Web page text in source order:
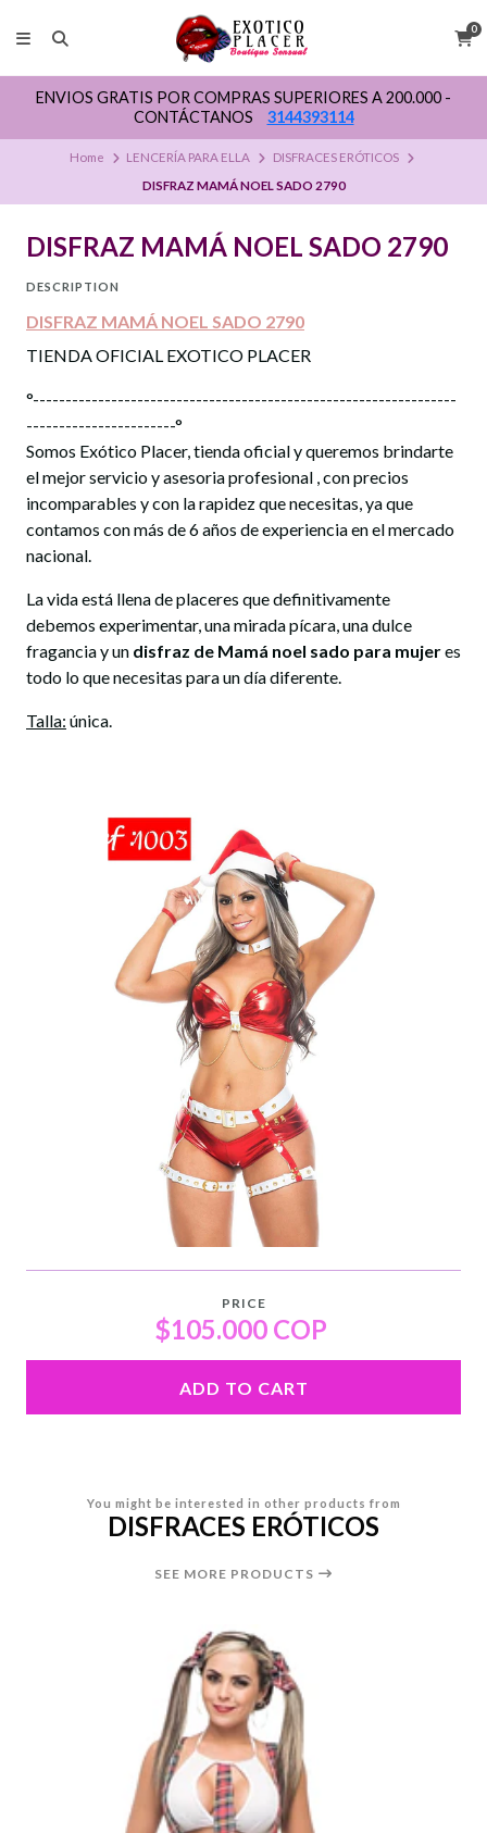
0
ENVIOS GRATIS POR COMPRAS SUPERIORES A 200.000 -
CONTÁCTANOS
3144393114
Home LENCERÍA PARA ELLA
DISFRACES ERÓTICOS
DISFRAZ MAMÁ NOEL SADO 2790
DISFRAZ MAMÁ NOEL SADO 2790
DESCRIPTION
DISFRAZ MAMÁ NOEL SADO 2790
TIENDA OFICIAL EXOTICO PLACER
°-----------------------------------------------------------------
-----------------------°
Somos Exótico Placer, tienda oficial y queremos brindarte
el mejor servicio y asesoria profesional , con precios
incomparables y con la rapidez que necesitas, ya que
contamos con más de 6 años de experiencia en el mercado
nacional.
La vida está llena de placeres que definitivamente
debemos experimentar, una mirada pícara, una dulce
fragancia y un disfraz de Mamá noel sado para mujeres
todo lo que necesitas para un día diferente.
Talla: única.
PRICE
$105.000 COP
ADD TO CART
You might be interested in other products from
DISFRACES ERÓTICOS
SEE MORE PRODUCTS